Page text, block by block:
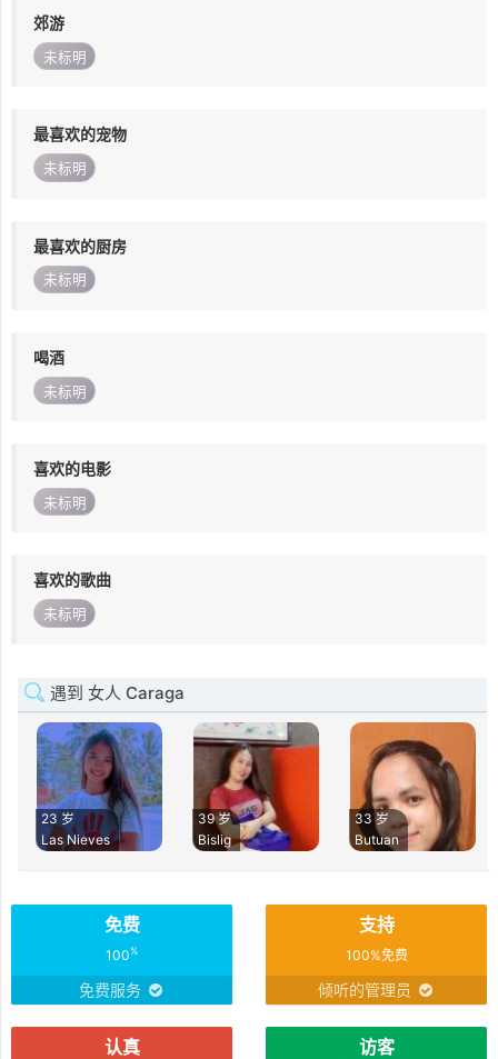
郊游
未标明
最喜欢的宠物
未标明
最喜欢的厨房
未标明
喝酒
未标明
喜欢的电影
未标明
喜欢的歌曲
未标明
遇到 女人 Caraga
23 岁
Las Nieves
39 岁
Bislig
33 岁
Butuan
免费
100%
免费服务
支持
100%免费
倾听的管理员
认真 访客